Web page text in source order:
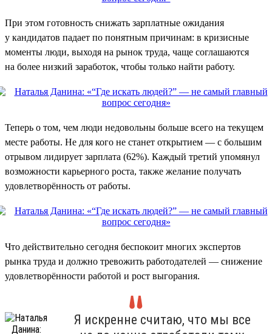
При этом готовность снижать зарплатные ожидания
у кандидатов падает по понятным причинам: в кризисные
моменты люди, выходя на рынок труда, чаще соглашаются
на более низкий заработок, чтобы только найти работу.
Теперь о том, чем люди недовольны больше всего на текущем
месте работы. Не для кого не станет открытием — с большим
отрывом лидирует зарплата (62%). Каждый третий упомянул
возможности карьерного роста, также желание получать
удовлетворённость от работы.
Что действительно сегодня беспокоит многих экспертов
рынка труда и должно тревожить работодателей — снижение
удовлетворённости работой и рост выгорания.
Я искренне считаю, что мы все